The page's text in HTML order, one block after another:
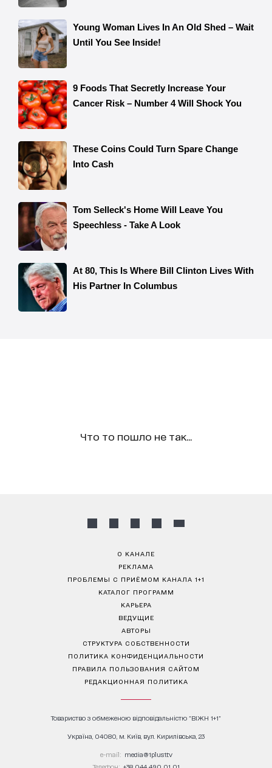
Что то пошло не так...
О КАНАЛЕ
РЕКЛАМА
ПРОБЛЕМЫ С ПРИЁМОМ КАНАЛА 1+1
КАТАЛОГ ПРОГРАММ
КАРЬЕРА
ВЕДУЩИЕ
АВТОРЫ
СТРУКТУРА СОБСТВЕННОСТИ
ПОЛИТИКА КОНФИДЕНЦИАЛЬНОСТИ
ПРАВИЛА ПОЛЬЗОВАНИЯ САЙТОМ
РЕДАКЦИОННАЯ ПОЛИТИКА
Товариство з обмеженою відповідальністю "ВІЖН 1+1"
Україна, 04080, м. Київ, вул. Кирилівська, 23
е-mail: media@1plus1.tv
Телефон: +38 044 490 01 01